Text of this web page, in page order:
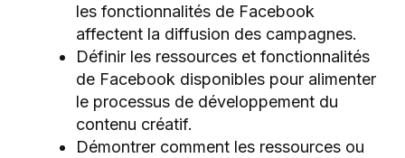
les fonctionnalités de Facebook
affectent la diffusion des campagnes.
Définir les ressources et fonctionnalités
de Facebook disponibles pour alimenter
le processus de développement du
contenu créatif.
Démontrer comment les ressources ou